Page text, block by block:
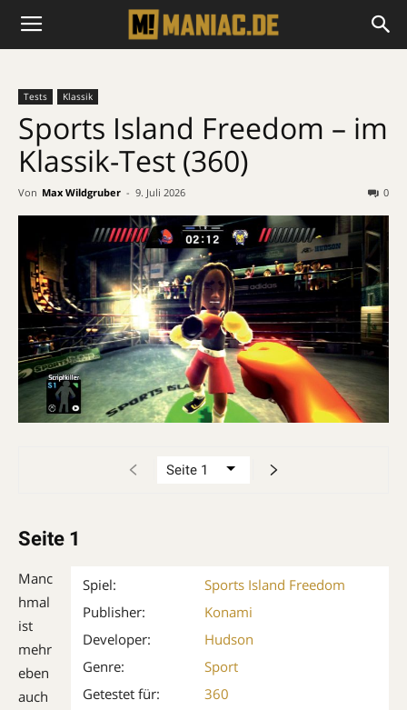
Tests Klassik
Sports Island Freedom – im
Klassik-Test (360)
Von Max Wildgruber - 9. Juli 2026 0
Seite 1
Spiel:
Sports Island Freedom
Publisher:
Konami
Developer:
Hudson
Genre:
Sport
Getestet für:
360
Manc
hmal
ist
mehr
eben
auch